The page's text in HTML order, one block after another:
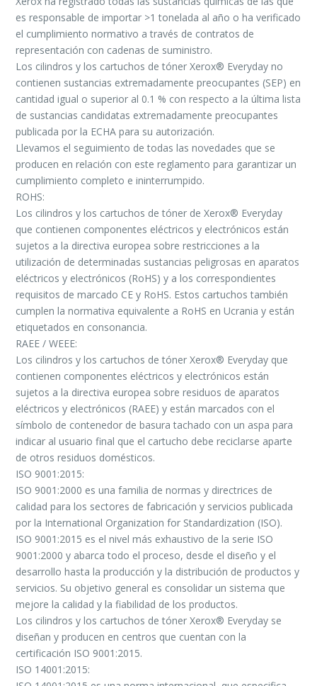
es responsable de importar >1 tonelada al año o ha verificado
el cumplimiento normativo a través de contratos de
representación con cadenas de suministro.
Los cilindros y los cartuchos de tóner Xerox® Everyday no
contienen sustancias extremadamente preocupantes (SEP) en
cantidad igual o superior al 0.1 % con respecto a la última lista
de sustancias candidatas extremadamente preocupantes
publicada por la ECHA para su autorización.
Llevamos el seguimiento de todas las novedades que se
producen en relación con este reglamento para garantizar un
cumplimiento completo e ininterrumpido.
ROHS:
Los cilindros y los cartuchos de tóner de Xerox® Everyday
que contienen componentes eléctricos y electrónicos están
sujetos a la directiva europea sobre restricciones a la
utilización de determinadas sustancias peligrosas en aparatos
eléctricos y electrónicos (RoHS) y a los correspondientes
requisitos de marcado CE y RoHS. Estos cartuchos también
cumplen la normativa equivalente a RoHS en Ucrania y están
etiquetados en consonancia.
RAEE / WEEE:
Los cilindros y los cartuchos de tóner Xerox® Everyday que
contienen componentes eléctricos y electrónicos están
sujetos a la directiva europea sobre residuos de aparatos
eléctricos y electrónicos (RAEE) y están marcados con el
símbolo de contenedor de basura tachado con un aspa para
indicar al usuario final que el cartucho debe reciclarse aparte
de otros residuos domésticos.
ISO 9001:2015:
ISO 9001:2000 es una familia de normas y directrices de
calidad para los sectores de fabricación y servicios publicada
por la International Organization for Standardization (ISO).
ISO 9001:2015 es el nivel más exhaustivo de la serie ISO
9001:2000 y abarca todo el proceso, desde el diseño y el
desarrollo hasta la producción y la distribución de productos y
servicios. Su objetivo general es consolidar un sistema que
mejore la calidad y la fiabilidad de los productos.
Los cilindros y los cartuchos de tóner Xerox® Everyday se
diseñan y producen en centros que cuentan con la
certificación ISO 9001:2015.
ISO 14001:2015: